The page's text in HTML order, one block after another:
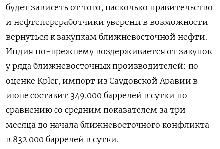
будет зависеть от того, насколько правительство
и нефтепереработчики уверены в возможности
‌вернуться к закупкам ближневосточной нефти.
Индия по-прежнему воздерживается от закупок
у ряда ближневосточных производителей: по
оценке Kpler, импорт из Саудовской Аравии в
июне составит ​349.000 баррелей в сутки по
сравнению со средним показателем за три
месяца до начала ближневосточного конфликта
в 832.000 баррелей в сутки.